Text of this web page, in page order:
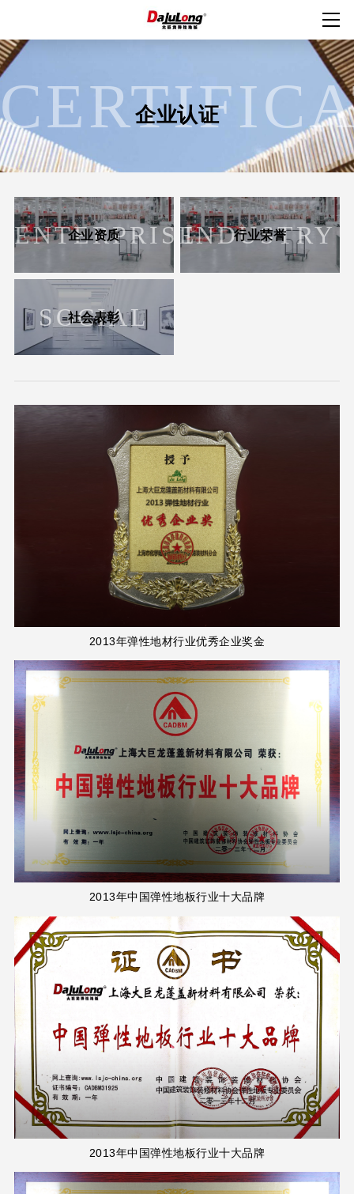
企业认证
ENTERPRISE
企业资质 INDUSTRY
行业荣誉
SOCIAL
社会表彰
2013年弹性地材行业优秀企业奖金
2013年中国弹性地板行业十大品牌
2013年中国弹性地板行业十大品牌